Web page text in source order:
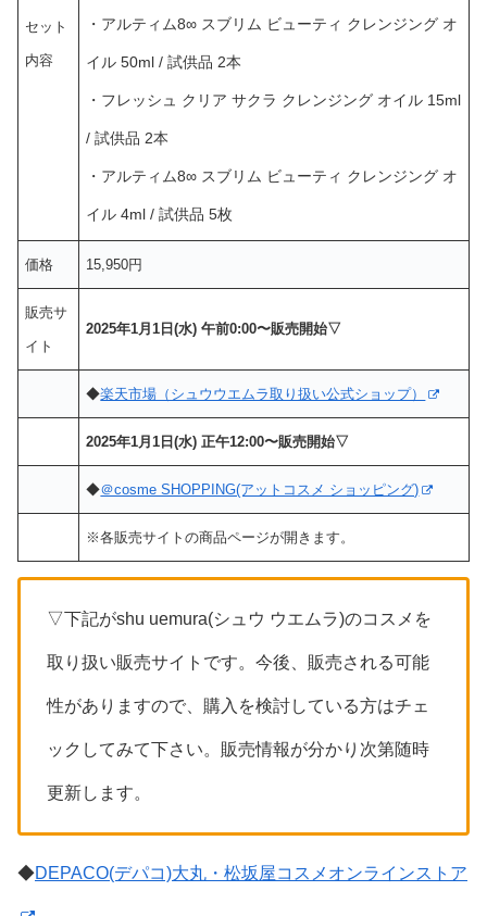
セット
内容
・アルティム8∞ スブリム ビューティ クレンジング オ
イル 50ml / 試供品 2本
・フレッシュ クリア サクラ クレンジング オイル 15ml
/ 試供品 2本
・アルティム8∞ スブリム ビューティ クレンジング オ
イル 4ml / 試供品 5枚
価格 15,950円
販売サ
イト
2025年1月1日(水) 午前0:00〜販売開始▽
◆楽天市場（シュウウエムラ取り扱い公式ショップ）
2025年1月1日(水) 正午12:00〜販売開始▽
◆＠cosme SHOPPING(アットコスメ ショッピング)
※各販売サイトの商品ページが開きます。
▽下記がshu uemura(シュウ ウエムラ)のコスメを
取り扱い販売サイトです。今後、販売される可能
性がありますので、購入を検討している方はチェ
ックしてみて下さい。販売情報が分かり次第随時
更新します。
◆DEPACO(デパコ)大丸・松坂屋コスメオンラインストア